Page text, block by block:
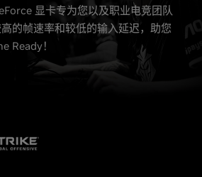
显卡专为您以及职业电竞团队
的帧速率和较低的输入延迟，助您
Ready！